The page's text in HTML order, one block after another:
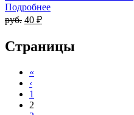
Подробнее
руб. 40 ₽
Страницы
«
‹
1
2